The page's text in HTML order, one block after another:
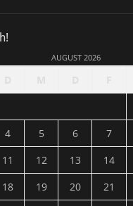
AUGUST 2026
4 5 6 7
11 12 13 14
18 19 20 21